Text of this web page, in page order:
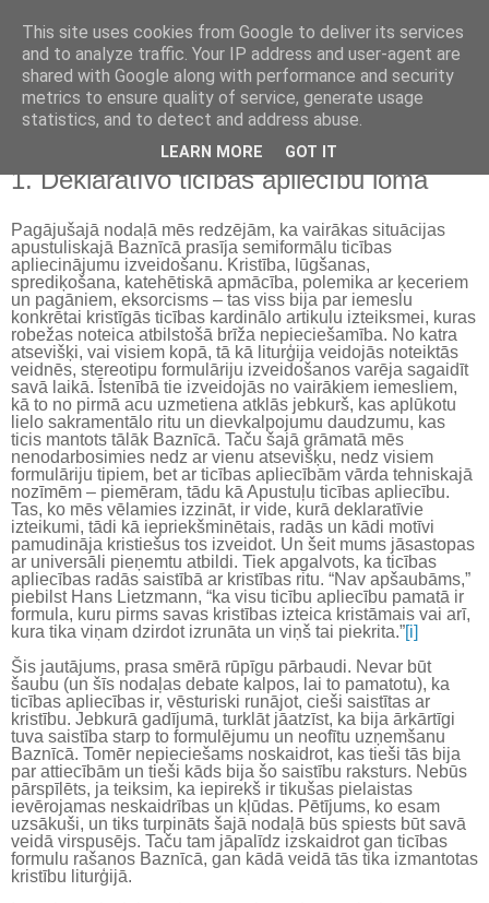
Kristietības vēsture
1. Deklaratīvo ticības apliecību loma
Pagājušajā nodaļā mēs redzējām, ka vairākas situācijas
apustuliskajā Baznīcā prasīja semiformālu ticības
apliecinājumu izveidošanu. Kristība, lūgšanas,
sprediķošana, katehētiskā apmācība, polemika ar ķeceriem
un pagāniem, eksorcisms – tas viss bija par iemeslu
konkrētai kristīgās ticības kardinālo artikulu izteiksmei, kuras
robežas noteica atbilstošā brīža nepieciešamība. No katra
atsevišķi, vai visiem kopā, tā kā liturģija veidojās noteiktās
veidnēs, stereotipu formulāriju izveidošanos varēja sagaidīt
savā laikā. Īstenībā tie izveidojās no vairākiem iemesliem,
kā to no pirmā acu uzmetiena atklās jebkurš, kas aplūkotu
lielo sakramentālo ritu un dievkalpojumu daudzumu, kas
ticis mantots tālāk Baznīcā. Taču šajā grāmatā mēs
nenodarbosimies nedz ar vienu atsevišķu, nedz visiem
formulāriju tipiem, bet ar ticības apliecībām vārda tehniskajā
nozīmēm – piemēram, tādu kā Apustuļu ticības apliecību.
Tas, ko mēs vēlamies izzināt, ir vide, kurā deklaratīvie
izteikumi, tādi kā iepriekšminētais, radās un kādi motīvi
pamudināja kristiešus tos izveidot. Un šeit mums jāsastopas
ar universāli pieņemtu atbildi. Tiek apgalvots, ka ticības
apliecības radās saistībā ar kristības ritu. “Nav apšaubāms,”
piebilst Hans Lietzmann, “ka visu ticību apliecību pamatā ir
formula, kuru pirms savas kristības izteica kristāmais vai arī,
kura tika viņam dzirdot izrunāta un viņš tai piekrita.”[i]
Šis jautājums, prasa smērā rūpīgu pārbaudi. Nevar būt
šaubu (un šīs nodaļas debate kalpos, lai to pamatotu), ka
ticības apliecības ir, vēsturiski runājot, cieši saistītas ar
kristību. Jebkurā gadījumā, turklāt jāatzīst, ka bija ārkārtīgi
tuva saistība starp to formulējumu un neofītu uzņemšanu
Baznīcā. Tomēr nepieciešams noskaidrot, kas tieši tās bija
par attiecībām un tieši kāds bija šo saistību raksturs. Nebūs
pārspīlēts, ja teiksim, ka iepirekš ir tikušas pielaistas
ievērojamas neskaidrības un kļūdas. Pētījums, ko esam
uzsākuši, un tiks turpināts šajā nodaļā būs spiests būt savā
veidā virspusējs. Taču tam jāpalīdz izskaidrot gan ticības
formulu rašanos Baznīcā, gan kādā veidā tās tika izmantotas
kristību liturģijā.
This site uses cookies from Google to deliver its services
and to analyze traffic. Your IP address and user-agent are
shared with Google along with performance and security
metrics to ensure quality of service, generate usage
statistics, and to detect and address abuse.
LEARN MORE GOT IT